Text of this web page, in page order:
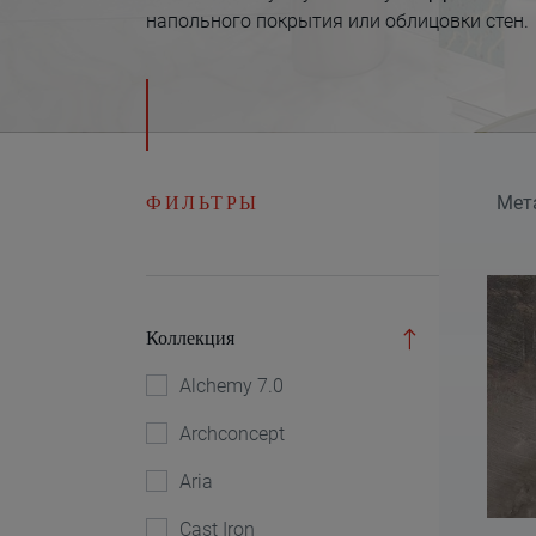
напольного покрытия или облицовки стен.
ФИЛЬТРЫ
Коллекция
Alchemy 7.0
Archconcept
Aria
Cast Iron